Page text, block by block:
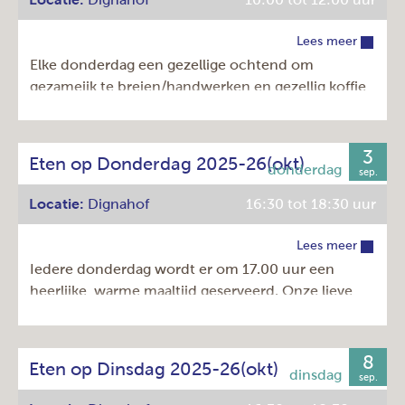
Kosten: € 11,00 en met Amstelveenpas € 7,00.
Dag:
dinsdag
Prijs:
€ 11,00
Lees meer
Elke donderdag een gezellige ochtend om
gezameijk te breien/handwerken en gezellig koffie
Dag:
donderdag
Tijd:
10:00 - 12:00u
Herhaling:
Elke week
Prijs:
€ 0,00
3
sep.
Eten op Donderdag 2025-26(okt)
Locatie: Dignahof 16:30 tot 18:30 uur
Lees meer
Iedere donderdag wordt er om 17.00 uur een
heerlijke, warme maaltijd geserveerd. Onze lieve
8
sep.
Eten op Dinsdag 2025-26(okt)